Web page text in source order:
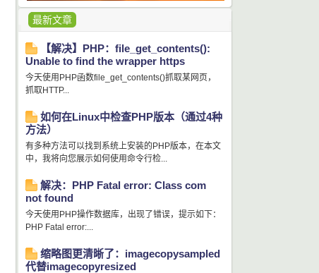
最新文章
【解决】PHP：file_get_contents():
Unable to find the wrapper https
今天使用PHP函数file_get_contents()抓取某网页，
抓取HTTP...
如何在Linux中检查PHP版本（通过4种
方法）
有多种方法可以找到系统上安装的PHP版本，在本文
中，我将向您展示如何使用命令行检...
解决：PHP Fatal error: Class com
not found
今天使用PHP操作数据库，出现了错误，提示如下：
PHP Fatal error:...
缩略图更清晰了：imagecopysampled
代替imagecopyresized